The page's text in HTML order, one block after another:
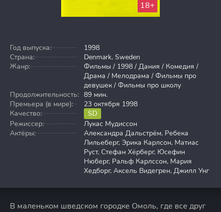
18+
Год выпуска:
1998
Страна:
Denmark, Sweden
Жанр:
Фильмы / 1998 / Дания / Комедия /
Драма / Мелодрама / Фильмы про
девушек / Фильмы про школу
Продолжительность: 89 мин.
Премьера (в мире):
23 октября 1998
Качество:
SD
Режиссер:
Лукас Мудиссон
Актёры:
Александра Дальстрём, Ребека
Лильеберг, Эрика Карлсон, Матиас
Руст, Стефан Хёрберг, Юсефин
Нюберг, Ральф Карлссон, Мария
Хедборг, Аксель Видегрен, Джилл Унг
В маленьком шведском городке Омоль, где все друг